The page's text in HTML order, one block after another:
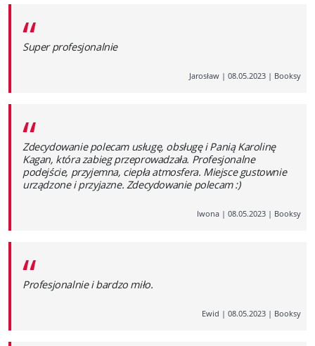
“
Super profesjonalnie
Jarosław | 08.05.2023 | Booksy
“
Zdecydowanie polecam usługę, obsługę i Panią Karolinę
Kagan, która zabieg przeprowadzała. Profesjonalne
podejście, przyjemna, ciepła atmosfera. Miejsce gustownie
urządzone i przyjazne. Zdecydowanie polecam :)
Iwona | 08.05.2023 | Booksy
“
Profesjonalnie i bardzo miło.
Ewid | 08.05.2023 | Booksy